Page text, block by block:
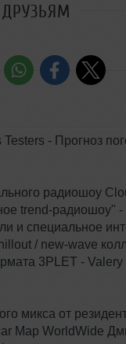
- Прогноз
радиошоу
trend-радиошоу" -
и специальное
/ new-wave
3PLET -
микса от
Map WorldWide